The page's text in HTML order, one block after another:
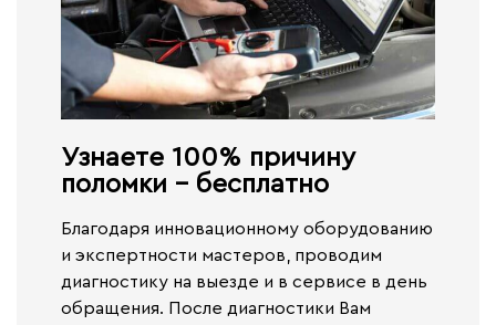
Узнаете 100% причину
поломки - бесплатно​
Благодаря инновационному оборудованию
и экспертности мастеров, проводим
диагностику на выезде и в сервисе в день
обращения. После диагностики Вам